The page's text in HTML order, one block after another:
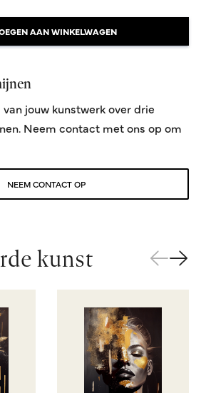
AAN WINKELWAGEN
jouw kunstwerk over drie
Neem contact met ons op om
NEEM CONTACT OP
kunst